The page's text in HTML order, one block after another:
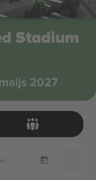
Stadium
2027